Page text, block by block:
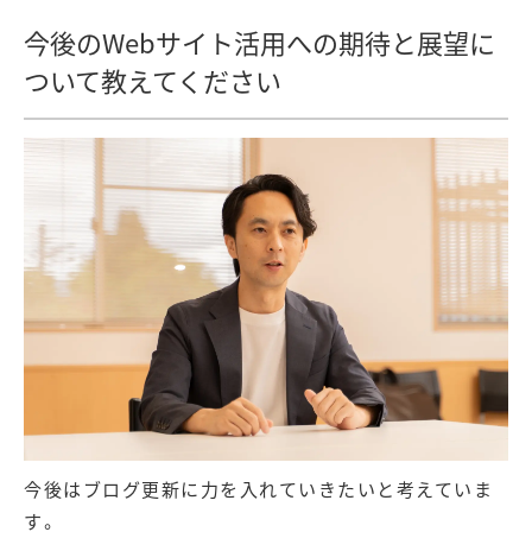
今後のWebサイト活用への期待と展望に
ついて教えてください
今後はブログ更新に力を入れていきたいと考えていま
す。